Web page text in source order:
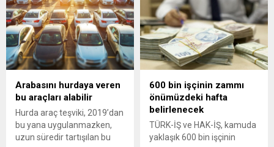
Arabasını hurdaya veren
bu araçları alabilir
Hurda araç teşviki, 2019’dan
bu yana uygulanmazken,
uzun süredir tartışılan bu
600 bin işçinin zammı
önümüzdeki hafta
belirlenecek
TÜRK-İŞ ve HAK-İŞ, kamuda
yaklaşık 600 bin işçinin